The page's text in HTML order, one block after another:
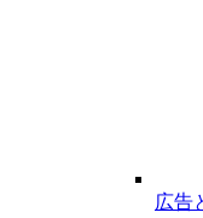
広告